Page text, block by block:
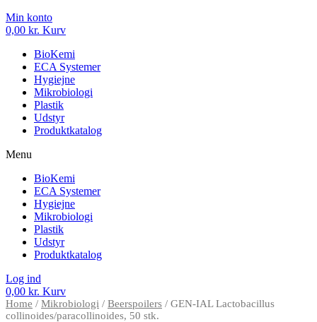
Min konto
0,00 kr. Kurv
BioKemi
ECA Systemer
Hygiejne
Mikrobiologi
Plastik
Udstyr
Produktkatalog
Menu
BioKemi
ECA Systemer
Hygiejne
Mikrobiologi
Plastik
Udstyr
Produktkatalog
Log ind
0,00 kr. Kurv
Home / Mikrobiologi / Beerspoilers / GEN-IAL Lactobacillus
collinoides/paracollinoides, 50 stk.